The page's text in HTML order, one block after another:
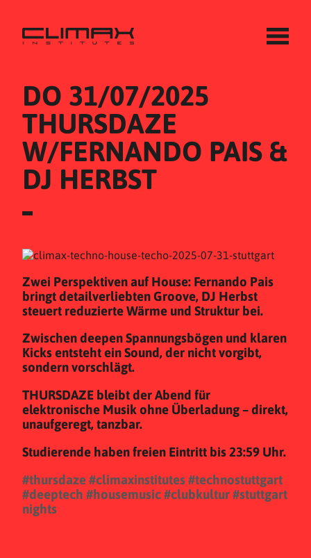
DO 31/07/2025
THURSDAZE
W/FERNANDO PAIS &
DJ HERBST
Zwei Perspektiven auf House: Fernando Pais
bringt detailverliebten Groove, DJ Herbst
steuert reduzierte Wärme und Struktur bei.
Zwischen deepen Spannungsbögen und klaren
Kicks entsteht ein Sound, der nicht vorgibt,
sondern vorschlägt.
THURSDAZE bleibt der Abend für
elektronische Musik ohne Überladung – direkt,
unaufgeregt, tanzbar.
Studierende haben freien Eintritt bis 23:59 Uhr.
#thursdaze#climaxinstitutes#technostuttgart
#deeptech #housemusic#clubkultur#stuttgart
nights